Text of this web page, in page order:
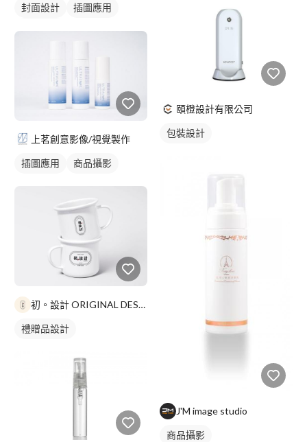
封面設計
插圖應用
上茗創意影像/視覺製作
插圖應用 商品攝影
初。設計 ORIGINAL DESIGN
禮贈品設計
頤橙設計有限公司
包裝設計
J'M image studio
商品攝影